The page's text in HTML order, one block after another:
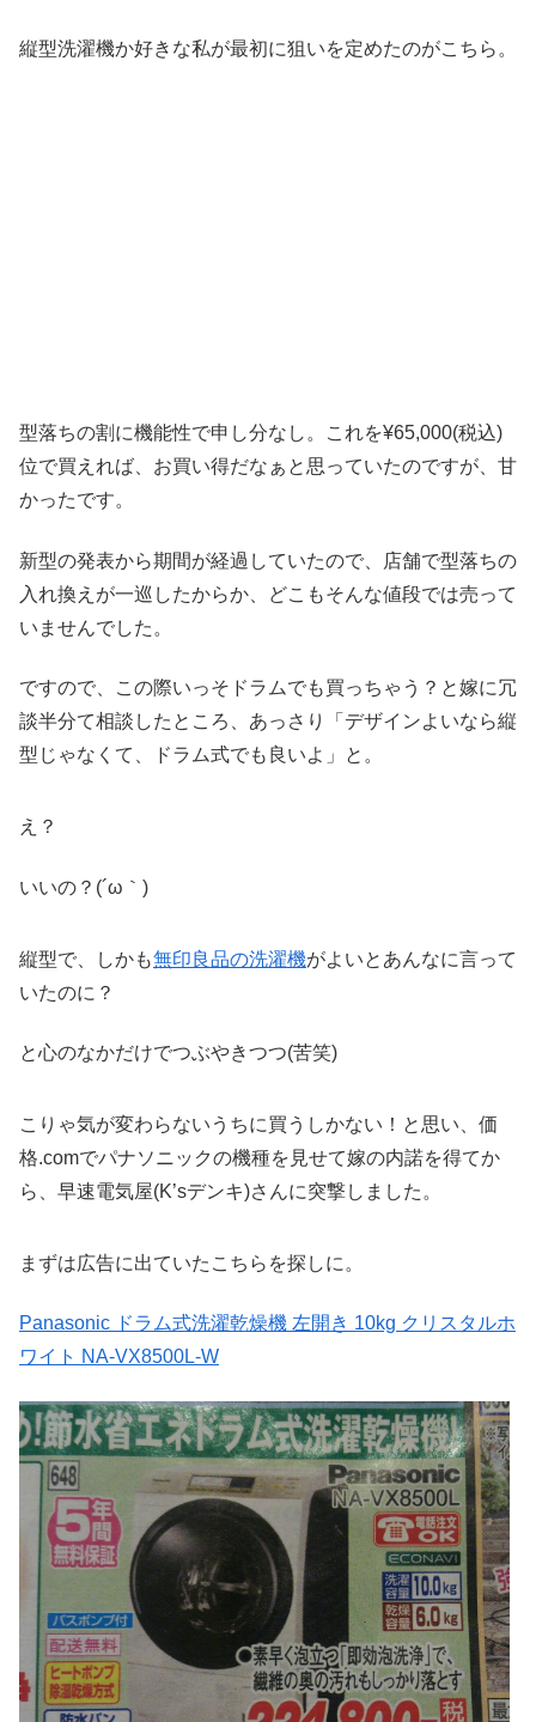
縦型洗濯機か好きな私が最初に狙いを定めたのがこちら。
型落ちの割に機能性で申し分なし。これを¥65,000(税込)
位で買えれば、お買い得だなぁと思っていたのですが、甘
かったです。
新型の発表から期間が経過していたので、店舗で型落ちの
入れ換えが一巡したからか、どこもそんな値段では売って
いませんでした。
ですので、この際いっそドラムでも買っちゃう？と嫁に冗
談半分て相談したところ、あっさり「デザインよいなら縦
型じゃなくて、ドラム式でも良いよ」と。
え？
いいの？(´ω｀)
縦型で、しかも無印良品の洗濯機がよいとあんなに言って
いたのに？
と心のなかだけでつぶやきつつ(苦笑)
こりゃ気が変わらないうちに買うしかない！と思い、価
格.comでパナソニックの機種を見せて嫁の内諾を得てか
ら、早速電気屋(K’sデンキ)さんに突撃しました。
まずは広告に出ていたこちらを探しに。
Panasonic ドラム式洗濯乾燥機 左開き 10kg クリスタルホ
ワイト NA-VX8500L-W